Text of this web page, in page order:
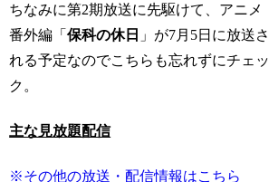
ちなみに第2期放送に先駆けて、 アニメ
番外編「保科の休日 」が7月5日に放送さ
れる予定なのでこちらも忘れずにチェッ
ク。
主な見放題配信
※その他の放送・配信情報はこちら